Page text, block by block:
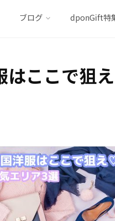
ブログ dponGift特
はここで狙